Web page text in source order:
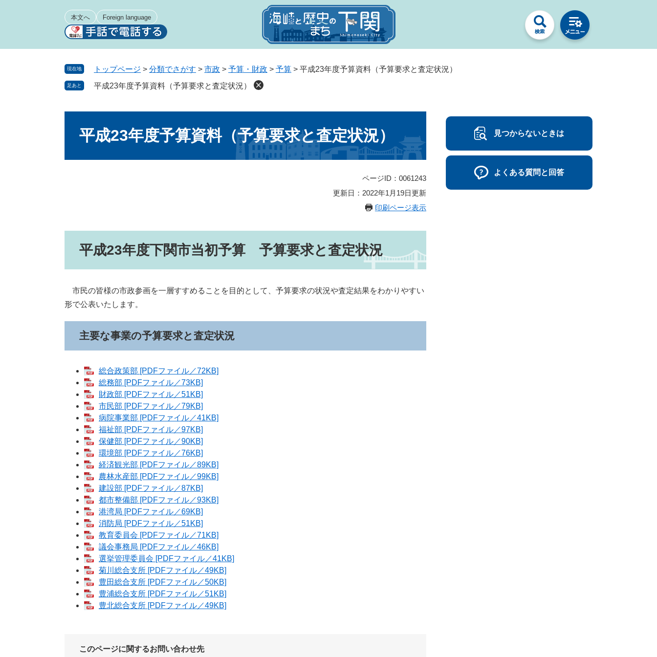
本文へ Foreign language
現在地 トップページ > 分類でさがす > 市政 > 予算・財政 > 予算 > 平成23年度予算資料（予算要求と査定状況）
足あと 平成23年度予算資料（予算要求と査定状況）
平成23年度予算資料（予算要求と査定状況）
ページID：0061243
更新日：2022年1月19日更新
印刷ページ表示
平成23年度下関市当初予算 予算要求と査定状況
市民の皆様の市政参画を一層すすめることを目的として、予算要求の状況や査定結果をわかりやすい
形で公表いたします。
主要な事業の予算要求と査定状況
総合政策部 [PDFファイル／72KB]
総務部 [PDFファイル／73KB]
財政部 [PDFファイル／51KB]
市民部 [PDFファイル／79KB]
病院事業部 [PDFファイル／41KB]
福祉部 [PDFファイル／97KB]
保健部 [PDFファイル／90KB]
環境部 [PDFファイル／76KB]
経済観光部 [PDFファイル／89KB]
農林水産部 [PDFファイル／99KB]
建設部 [PDFファイル／87KB]
都市整備部 [PDFファイル／93KB]
港湾局 [PDFファイル／69KB]
消防局 [PDFファイル／51KB]
教育委員会 [PDFファイル／71KB]
議会事務局 [PDFファイル／46KB]
選挙管理委員会 [PDFファイル／41KB]
菊川総合支所 [PDFファイル／49KB]
豊田総合支所 [PDFファイル／50KB]
豊浦総合支所 [PDFファイル／51KB]
豊北総合支所 [PDFファイル／49KB]
このページに関するお問い合わせ先
見つからないときは
よくある質問と回答